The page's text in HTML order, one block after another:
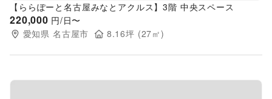
【ららぽーと名古屋みなとアクルス】3階 中央スペース
220,000 円/日〜
愛知県 名古屋市 8.16坪 (27㎡)